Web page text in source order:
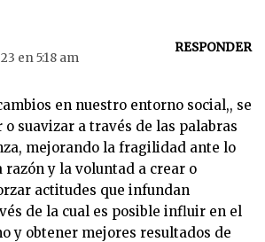
en 5:18 am
RESPONDER
en nuestro entorno social,, se
o suavizar a través de las palabras
mejorando la fragilidad ante lo
razón y la voluntad a crear o
actitudes que infundan
de la cual es posible influir en el
y obtener mejores resultados de